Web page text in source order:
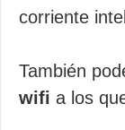
corriente
También
wifi a los